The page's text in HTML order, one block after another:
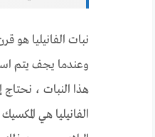
نبات الفانيليا هو
وعندما يجف يتم
الفانيليا هي